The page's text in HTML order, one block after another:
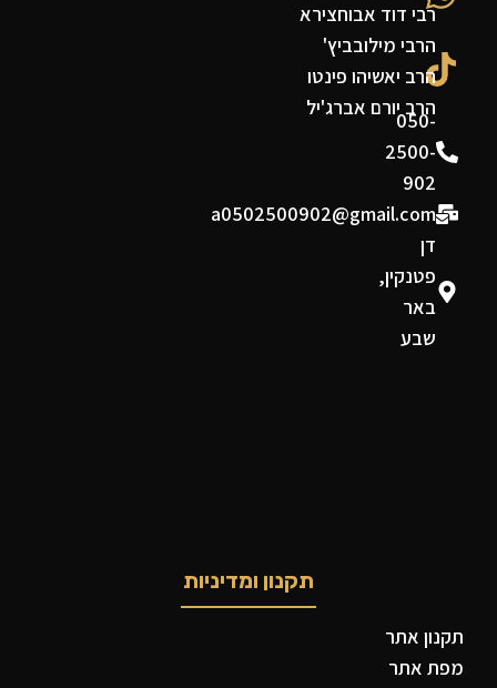
050-
2500-
902
a0502500902@gmail.com
דן
פטנקין,
באר
שבע
רבי דוד אבוחצירא
הרבי מילובביץ'
הרב יאשיהו פינטו
הרב יורם אברג'יל
תקנון ומדיניות
תקנון אתר
מפת אתר